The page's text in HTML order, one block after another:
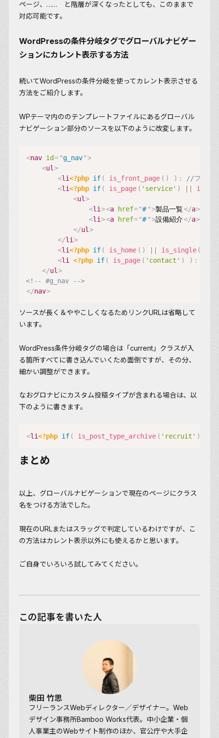
ページ、…… と階層が深くなったとしても、このままで
対応可能です。
WordPressの条件分岐タグでグローバルナビゲー
ションにカレント表示する方法
続いてWordPressの条件分岐を使ってカレント表示させる
方法をご紹介します。
WPテーマ内ののテンプレートファイルにあるグローバル
ナビゲーション部分のソースを以下のように改変します。
<nav id = "g_nav " >
<ul>
<li<?php if ( is_front_page ( ) ) :
//フロン
<li<?php if ( is_page ( 'service' )
<ul>
<li><a href="# " >製品一覧</a>
<li><a href="# " >設備紹介</a>
</ul>
</li>
<li<?php if ( is_home ( ) is_single (
<li <?php if ( is_page ( 'contact' ) ) :
</ul>
<!-- #g_nav -->
</nav>
ソースが長く＆ややこしくなるためリンクURLは省略して
います。
WordPress条件分岐タグの場合は「current」クラスが入
る箇所すべてに書き込んでいくため面倒ですが、その分、
細かい調整ができます。
なおグロナビにカスタム投稿タイプが含まれる場合は、以
下のように書きます。
<li<?php if ( is_post_type_archive ( 'recruit' )
まとめ
以上、グローバルナビゲーションで現在のページにクラス
名をつける方法でした。
現在のURLまたはスラッグで判定しているわけですが、こ
の方法はカレント表示以外にも使えるかと思います。
ご自身でいろいろ試してみてください。
この記事を書いた人
柴田 竹思
フリーランスWebディレクター／デザイナー。Web
デザイン事務所Bamboo Works代表。中小企業・個
人事業主のWebサイト制作のほか、官公庁や大手企